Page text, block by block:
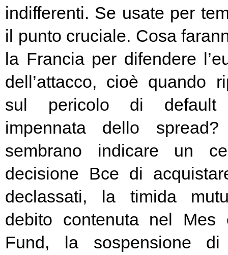
indifferenti. Se usate per
il punto cruciale. Cosa
la Francia per difendere
dell’attacco, cioè quando
sul pericolo di default
impennata dello
sembrano indicare un
decisione Bce di
declassati, la timida
debito contenuta nel Mes
Fund, la sospensione di